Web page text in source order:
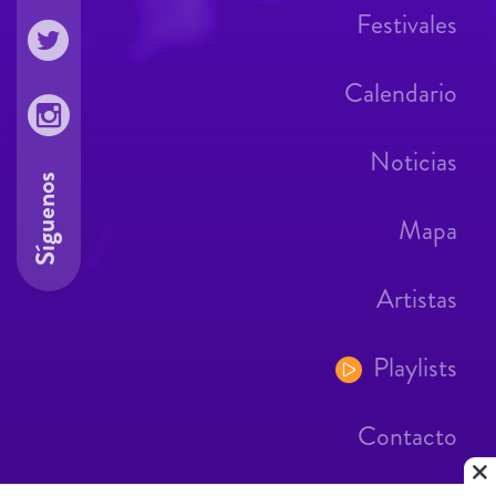
Festivales
Calendario
Noticias
Mapa
Artistas
Playlists
Contacto
Síguenos